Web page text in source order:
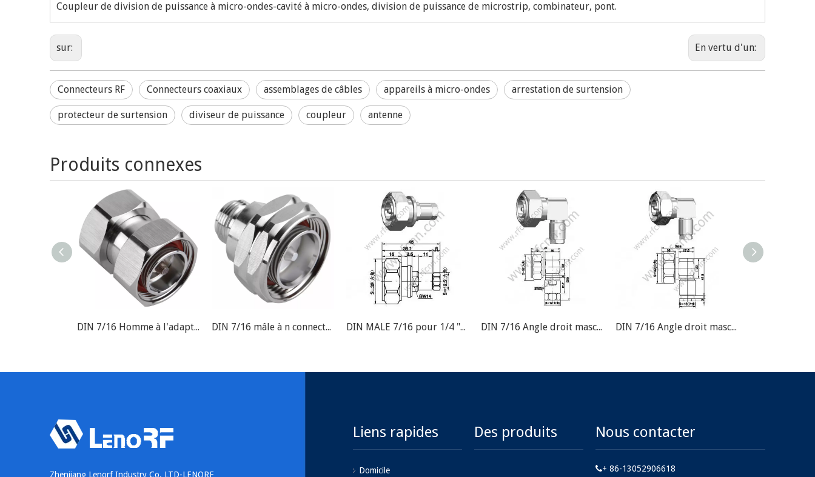
Coupleur de division de puissance à micro-ondes-cavité à micro-ondes, division de puissance de microstrip, combinateur, pont.
sur: En vertu d'un:
Connecteurs RF Connecteurs coaxiaux assemblages de câbles appareils à micro-ondes arrestation de surtension
protecteur de surtension diviseur de puissance coupleur antenne
Produits connexes
DIN 7/16 Homme à l'adaptateur mâle à mâle DIN 7/16 mâle à n connecteur RF femelle DIN MALE 7/16 pour 1/4 "Connecteur RF de câble Super Flexible DIN 7/16 Angle droit masculin pour connecteur RF de 1/2 "Super Flexible Câble RF DIN 7/16 Angle droit masculin pour connecteur RF RG213 RF
Zhenjiang Lenorf Industry Co. LTD-LENORF
Liens rapides
Domicile
Des produits Nous contacter
+ 86-13052906618